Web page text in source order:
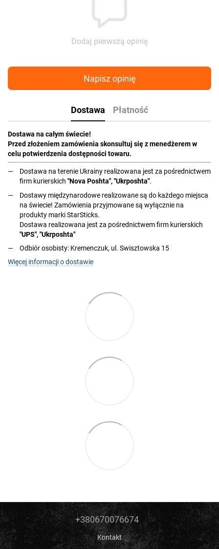
Dodaj pierwszą opinię
Napisz opinię
Dostawa Płatność
Dostawa na całym świecie!
Przed złożeniem zamówienia skonsultuj się z menedżerem w
celu potwierdzenia dostępności towaru.
Dostawa na terenie Ukrainy realizowana jest za pośrednictwem
firm kurierskich "Nova Poshta", "Ukrposhta".
Dostawy międzynarodowe realizowane są do każdego miejsca
na świecie! Zamówienia przyjmowane są wyłącznie na
produkty marki StarSticks.
Dostawa realizowana jest za pośrednictwem firm kurierskich
"UPS", "Ukrposhta"
Odbiór osobisty: Kremenczuk, ul. Swisztowska 15
Więcej informacji o dostawie
+380670076674
Kontakt